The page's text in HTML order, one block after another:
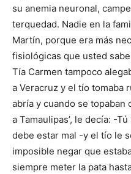
su anemia neuronal,
terquedad. Nadie en la
Martín, porque era más
fisiológicas que usted
Tía Carmen tampoco
a Veracruz y el tío tomaba
abría y cuando se topaban
a Tamaulipas’, le decía: -
debe estar mal -y el tío le
imposible negar que
siempre meter la pata